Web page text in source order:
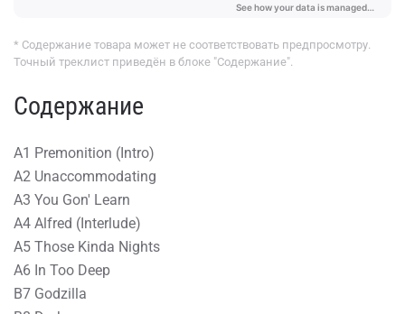
* Содержание товара может не соответствовать предпросмотру.
Точный треклист приведён в блоке "Содержание".
Содержание
A1 Premonition (Intro)
A2 Unaccommodating
A3 You Gon' Learn
A4 Alfred (Interlude)
A5 Those Kinda Nights
A6 In Too Deep
B7 Godzilla